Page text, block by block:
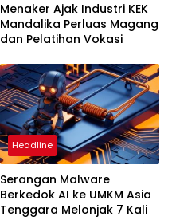
Menaker Ajak Industri KEK
Mandalika Perluas Magang
dan Pelatihan Vokasi
Headline
Serangan Malware
Berkedok AI ke UMKM Asia
Tenggara Melonjak 7 Kali